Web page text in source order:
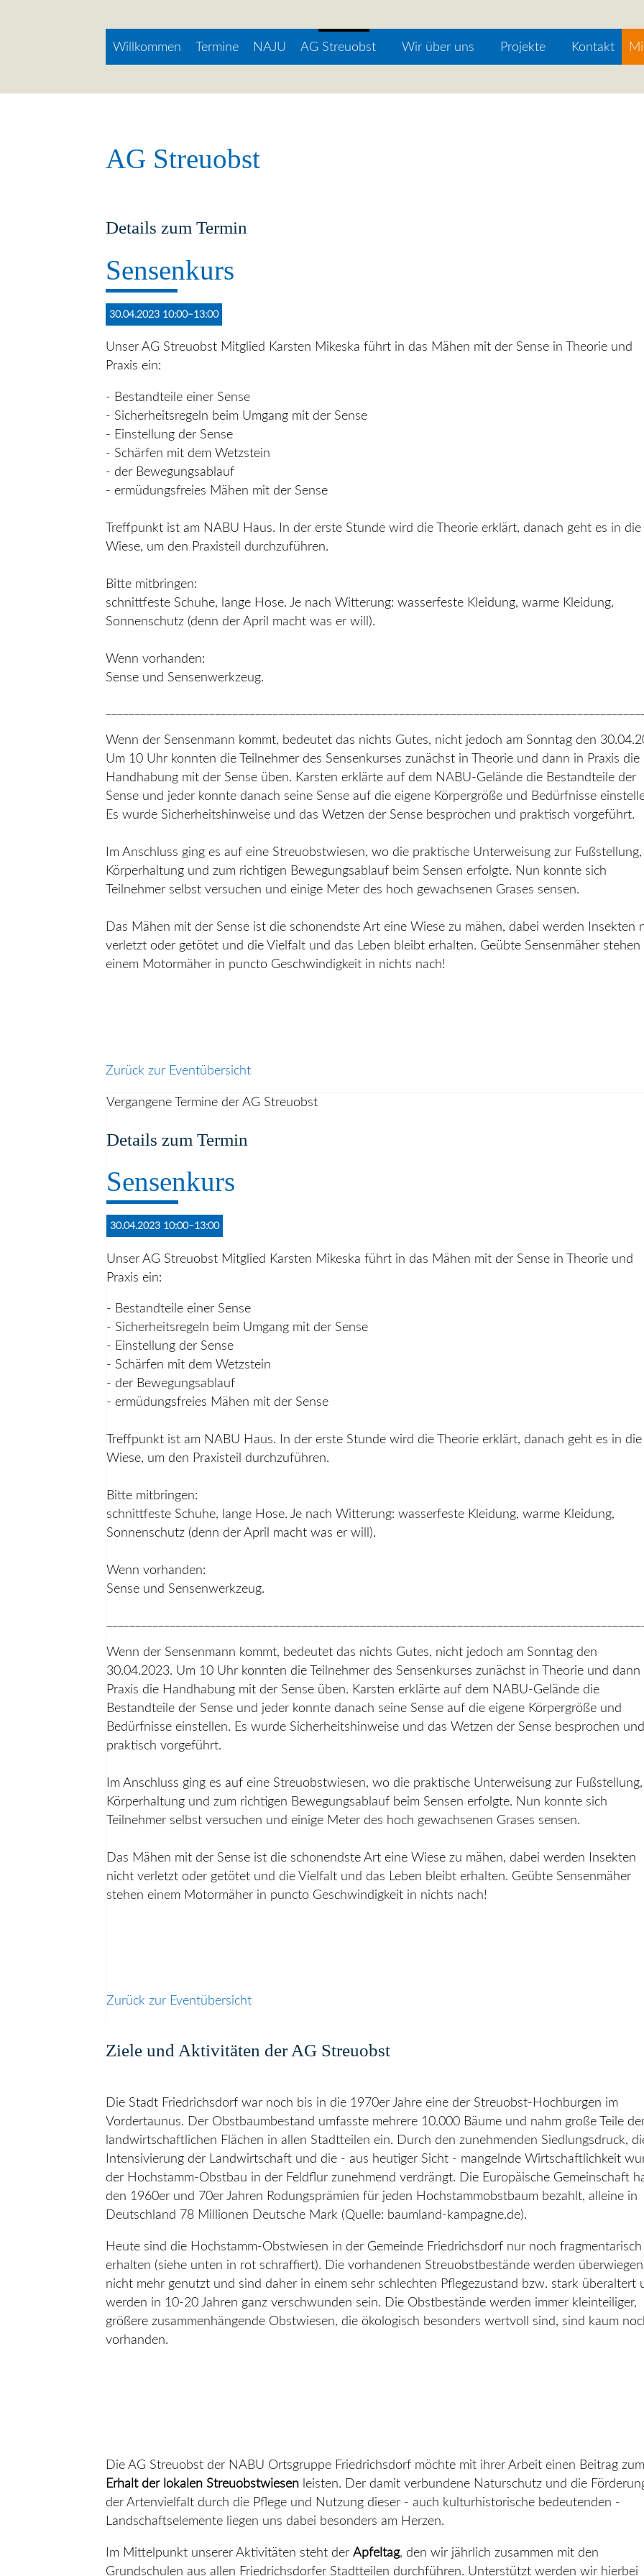
Willkommen Termine NAJU AG Streuobst Wir über uns Projekte Kontakt
AG Streuobst
Details zum Termin
Sensenkurs
30.04.2023 10:00–13:00
Unser AG Streuobst Mitglied Karsten Mikeska führt in das Mähen mit der Sense in Theorie und
Praxis ein:
- Bestandteile einer Sense
- Sicherheitsregeln beim Umgang mit der Sense
- Einstellung der Sense
- Schärfen mit dem Wetzstein
- der Bewegungsablauf
- ermüdungsfreies Mähen mit der Sense
Treffpunkt ist am NABU Haus. In der erste Stunde wird die Theorie erklärt, danach geht es in die
Wiese, um den Praxisteil durchzuführen.
Bitte mitbringen:
schnittfeste Schuhe, lange Hose. Je nach Witterung: wasserfeste Kleidung, warme Kleidung,
Sonnenschutz (denn der April macht was er will).
Wenn vorhanden:
Sense und Sensenwerkzeug.
Wenn der Sensenmann kommt, bedeutet das nichts Gutes, nicht jedoch am Sonntag den
Um 10 Uhr konnten die Teilnehmer des Sensenkurses zunächst in Theorie und dann in Praxis die
Handhabung mit der Sense üben. Karsten erklärte auf dem NABU-Gelände die Bestandteile der
Sense und jeder konnte danach seine Sense auf die eigene Körpergröße und Bedürfnisse
Es wurde Sicherheitshinweise und das Wetzen der Sense besprochen und praktisch vorgeführt.
Im Anschluss ging es auf eine Streuobstwiesen, wo die praktische Unterweisung zur Fußstellung,
Körperhaltung und zum richtigen Bewegungsablauf beim Sensen erfolgte. Nun konnte sich
Teilnehmer selbst versuchen und einige Meter des hoch gewachsenen Grases sensen.
Das Mähen mit der Sense ist die schonendste Art eine Wiese zu mähen, dabei werden Insekten
verletzt oder getötet und die Vielfalt und das Leben bleibt erhalten. Geübte Sensenmäher stehen
einem Motormäher in puncto Geschwindigkeit in nichts nach!
Zurück zur Eventübersicht
Vergangene Termine der AG Streuobst
Details zum Termin
Sensenkurs
30.04.2023 10:00–13:00
Unser AG Streuobst Mitglied Karsten Mikeska führt in das Mähen mit der Sense in Theorie und
Praxis ein:
- Bestandteile einer Sense
- Sicherheitsregeln beim Umgang mit der Sense
- Einstellung der Sense
- Schärfen mit dem Wetzstein
- der Bewegungsablauf
- ermüdungsfreies Mähen mit der Sense
Treffpunkt ist am NABU Haus. In der erste Stunde wird die Theorie erklärt, danach geht es in die
Wiese, um den Praxisteil durchzuführen.
Bitte mitbringen:
schnittfeste Schuhe, lange Hose. Je nach Witterung: wasserfeste Kleidung, warme Kleidung,
Sonnenschutz (denn der April macht was er will).
Wenn vorhanden:
Sense und Sensenwerkzeug.
Wenn der Sensenmann kommt, bedeutet das nichts Gutes, nicht jedoch am Sonntag den
30.04.2023. Um 10 Uhr konnten die Teilnehmer des Sensenkurses zunächst in Theorie und dann
Praxis die Handhabung mit der Sense üben. Karsten erklärte auf dem NABU-Gelände die
Bestandteile der Sense und jeder konnte danach seine Sense auf die eigene Körpergröße und
Bedürfnisse einstellen. Es wurde Sicherheitshinweise und das Wetzen der Sense besprochen und
praktisch vorgeführt.
Im Anschluss ging es auf eine Streuobstwiesen, wo die praktische Unterweisung zur Fußstellung,
Körperhaltung und zum richtigen Bewegungsablauf beim Sensen erfolgte. Nun konnte sich
Teilnehmer selbst versuchen und einige Meter des hoch gewachsenen Grases sensen.
Das Mähen mit der Sense ist die schonendste Art eine Wiese zu mähen, dabei werden Insekten
nicht verletzt oder getötet und die Vielfalt und das Leben bleibt erhalten. Geübte Sensenmäher
stehen einem Motormäher in puncto Geschwindigkeit in nichts nach!
Zurück zur Eventübersicht
Ziele und Aktivitäten der AG Streuobst
Die Stadt Friedrichsdorf war noch bis in die 1970er Jahre eine der Streuobst-Hochburgen im
Vordertaunus. Der Obstbaumbestand umfasste mehrere 10.000 Bäume und nahm große Teile
landwirtschaftlichen Flächen in allen Stadtteilen ein. Durch den zunehmenden Siedlungsdruck,
Intensivierung der Landwirtschaft und die - aus heutiger Sicht - mangelnde Wirtschaftlichkeit
der Hochstamm-Obstbau in der Feldflur zunehmend verdrängt. Die Europäische Gemeinschaft
den 1960er und 70er Jahren Rodungsprämien für jeden Hochstammobstbaum bezahlt, alleine in
Deutschland 78 Millionen Deutsche Mark (Quelle: baumland-kampagne.de).
Heute sind die Hochstamm-Obstwiesen in der Gemeinde Friedrichsdorf nur noch fragmentarisch
erhalten (siehe unten in rot schraffiert). Die vorhandenen Streuobstbestände werden
nicht mehr genutzt und sind daher in einem sehr schlechten Pflegezustand bzw. stark überaltert
werden in 10-20 Jahren ganz verschwunden sein. Die Obstbestände werden immer kleinteiliger,
größere zusammenhängende Obstwiesen, die ökologisch besonders wertvoll sind, sind kaum
vorhanden.
Die AG Streuobst der NABU Ortsgruppe Friedrichsdorf möchte mit ihrer Arbeit einen Beitrag zum
Erhalt der lokalen Streuobstwiesen leisten. Der damit verbundene Naturschutz und die
der Artenvielfalt durch die Pflege und Nutzung dieser - auch kulturhistorische bedeutenden -
Landschaftselemente liegen uns dabei besonders am Herzen.
Im Mittelpunkt unserer Aktivitäten steht der Apfeltag, den wir jährlich zusammen mit den
Grundschulen aus allen Friedrichsdorfer Stadtteilen durchführen. Unterstützt werden wir hierbei